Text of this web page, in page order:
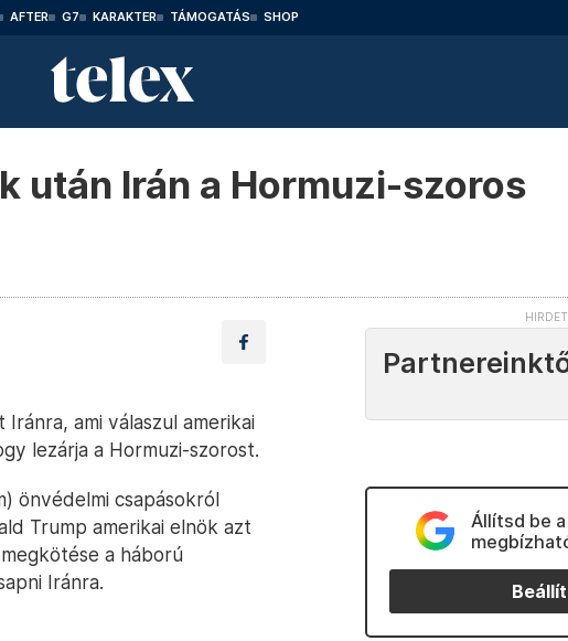
AFTER G7 KARAKTER TÁMOGATÁS SHOP
után Irán a Hormuzi-szoros
ami válaszul amerikai
lezárja a Hormuzi-szorost.
önvédelmi csapásokról
Trump amerikai elnök azt
a háború
Iránra.
Állítsd be